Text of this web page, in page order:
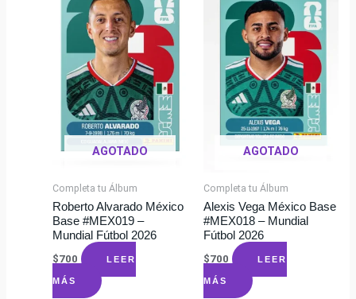
AGOTADO
Completa tu Álbum
Roberto Alvarado México
Base #MEX019 –
Mundial Fútbol 2026
$700 LEER
MÁS
AGOTADO
Completa tu Álbum
Alexis Vega México Base
#MEX018 – Mundial
Fútbol 2026
$700 LEER
MÁS